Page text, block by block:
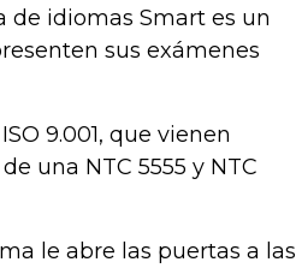
de idiomas Smart es un
sus exámenes
9.001, que vienen
una NTC 5555 y NTC
le abre las puertas a las